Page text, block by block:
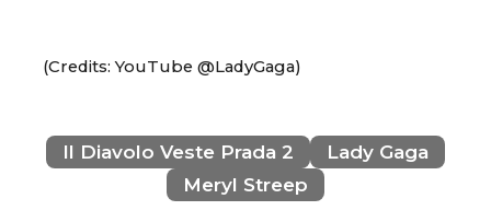
(Credits: YouTube @LadyGaga)
Il Diavolo Veste Prada 2
Lady Gaga
Meryl Streep